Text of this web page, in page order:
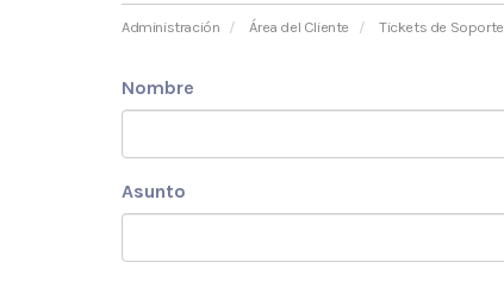
Administración Área del Cliente Tickets de Soporte
Nombre
Asunto